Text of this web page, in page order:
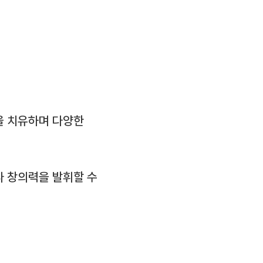
치유하며 다양한
창의력을 발휘할 수